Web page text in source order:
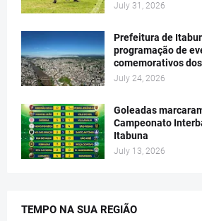
July 31, 2026
Prefeitura de
programação de
comemorativos
July 24, 2026
Goleadas
Campeonato
Itabuna
July 13, 2026
TEMPO NA SUA REGIÃO